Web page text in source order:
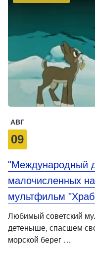
АВГ
09
"Международный
малочисленных
мультфильм
Любимый советский
детеныше, спасшем
морской берег …